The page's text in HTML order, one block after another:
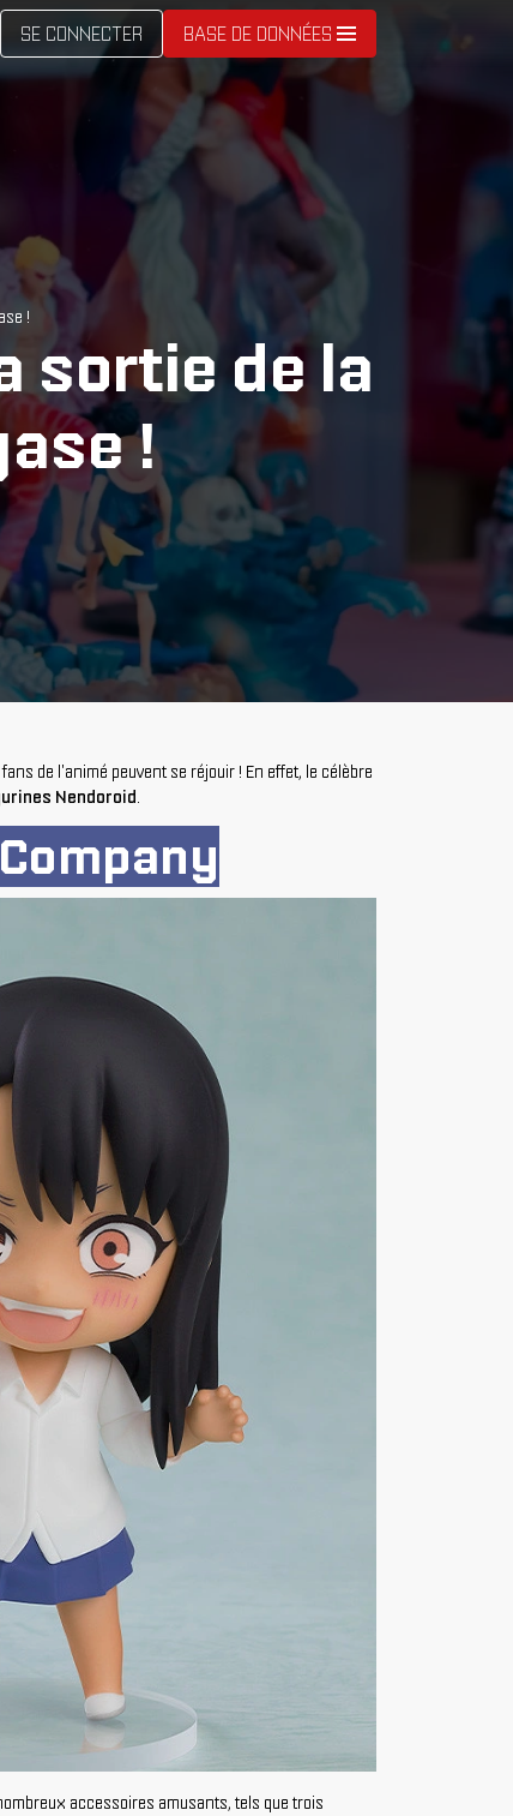
SE CONNECTER BASE DE DONNÉES
!
sortie de la
!
de l'animé peuvent se réjouir ! En effet, le célèbre
Nendoroid.
accessoires amusants, tels que trois